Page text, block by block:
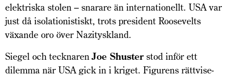
elektriska stolen – snarare än internationellt. USA var
just då isolationistiskt, trots president Roose­velts
växande oro över Nazityskland.
Siegel och tecknarenJoe Shuster stod inför ett
dilemma när USA gick in i kriget. Figurens rättvise­